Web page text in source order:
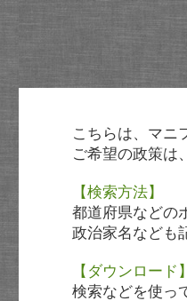
こちらは、マニ
ご希望の政策は
【検索方法】
都道府県などの
政治家名なども
【ダウンロード】
検索などを使っ